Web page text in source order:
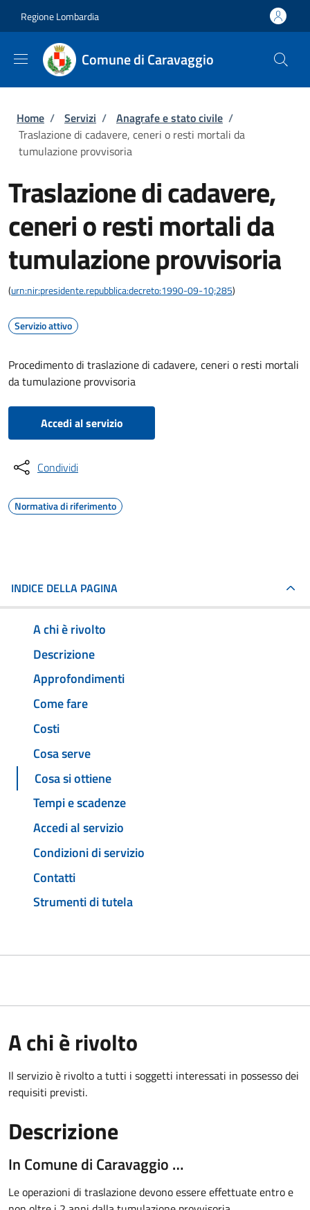
Regione Lombardia
Comune di Caravaggio
Briciole di pane
Home / Servizi / Anagrafe e stato civile /
Traslazione di cadavere, ceneri o resti mortali da
tumulazione provvisoria
Traslazione di cadavere,
ceneri o resti mortali da
tumulazione provvisoria
(urn:nir:presidente.repubblica:decreto:1990-09-10;285)
Servizio attivo
Procedimento di traslazione di cadavere, ceneri o resti mortali
da tumulazione provvisoria
Accedi al servizio
Condividi
Normativa di riferimento
INDICE DELLA PAGINA
A chi è rivolto
Descrizione
Approfondimenti
Come fare
Costi
Cosa serve
Cosa si ottiene
Tempi e scadenze
Accedi al servizio
Condizioni di servizio
Contatti
Strumenti di tutela
A chi è rivolto
Il servizio è rivolto a tutti i soggetti interessati in possesso dei
requisiti previsti.
Descrizione
In Comune di Caravaggio …
Le operazioni di traslazione devono essere effettuate entro e